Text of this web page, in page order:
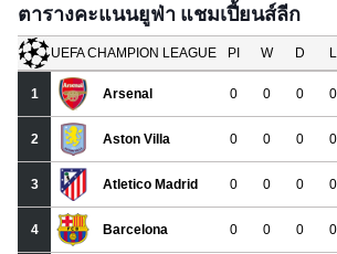
ตารางคะแนนยูฟ่า แชมเปี้ยนส์ลีก